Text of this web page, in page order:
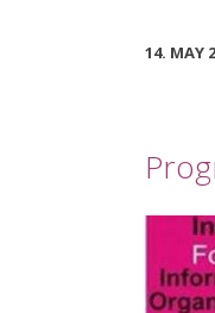
14. MAY